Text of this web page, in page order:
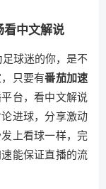
中文解说
球迷的你，是不
只要有番茄加速
台，看中文解说
进球，分享激动
上看球一样，完
能保证直播的流